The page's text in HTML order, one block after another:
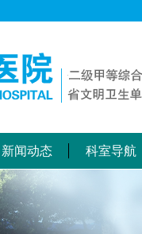
新闻动态 科室导航